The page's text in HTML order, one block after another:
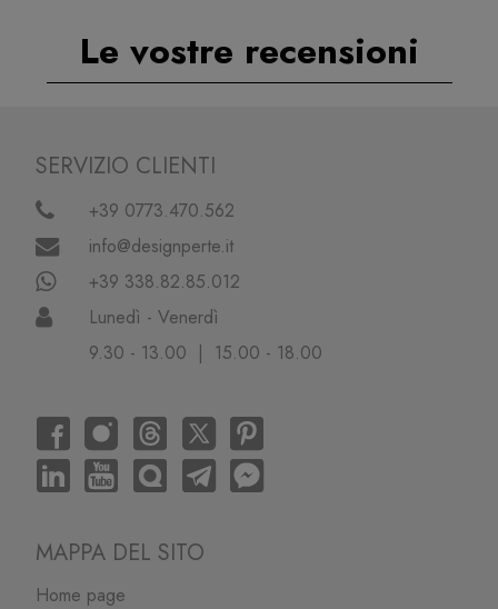
Le vostre recensioni
SERVIZIO CLIENTI
+39 0773.470.562
info@designperte.it
+39 338.82.85.012
Lunedì - Venerdì
9.30 - 13.00 | 15.00 - 18.00
MAPPA DEL SITO
Home page